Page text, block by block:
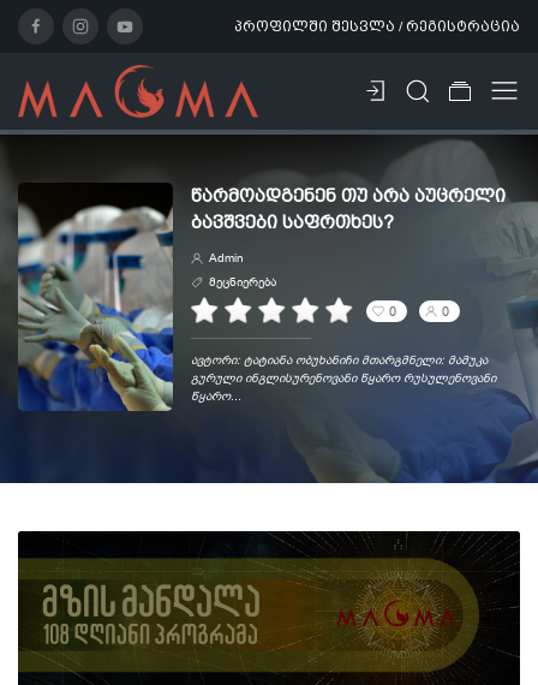
პროფილში შესვლა / რეგისტრაცია
ᲬᲐᲠᲛᲝᲐᲓᲒᲔᲜᲔᲜ ᲗᲣ ᲐᲠᲐ ᲐᲣᲪᲠᲔᲚᲘ
ᲑᲐᲕᲨᲕᲔᲑᲘ ᲡᲐᲤᲠᲗᲮᲔᲡ?
Admin
მეცნიერება
0 0
ავტორი: ტატიანა ობუხანიჩი მთარგმნელი: მამუკა
გურული ინგლისურენოვანი წყარო რუსულენოვანი
წყარო...